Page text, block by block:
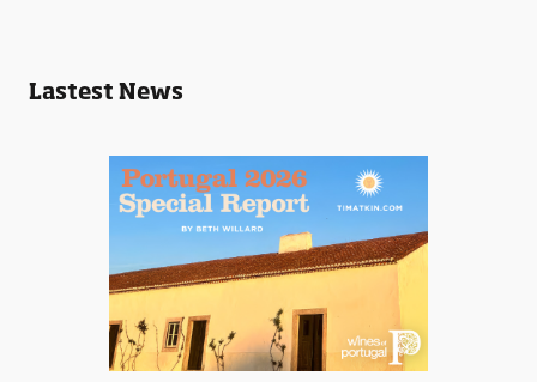
Lastest News